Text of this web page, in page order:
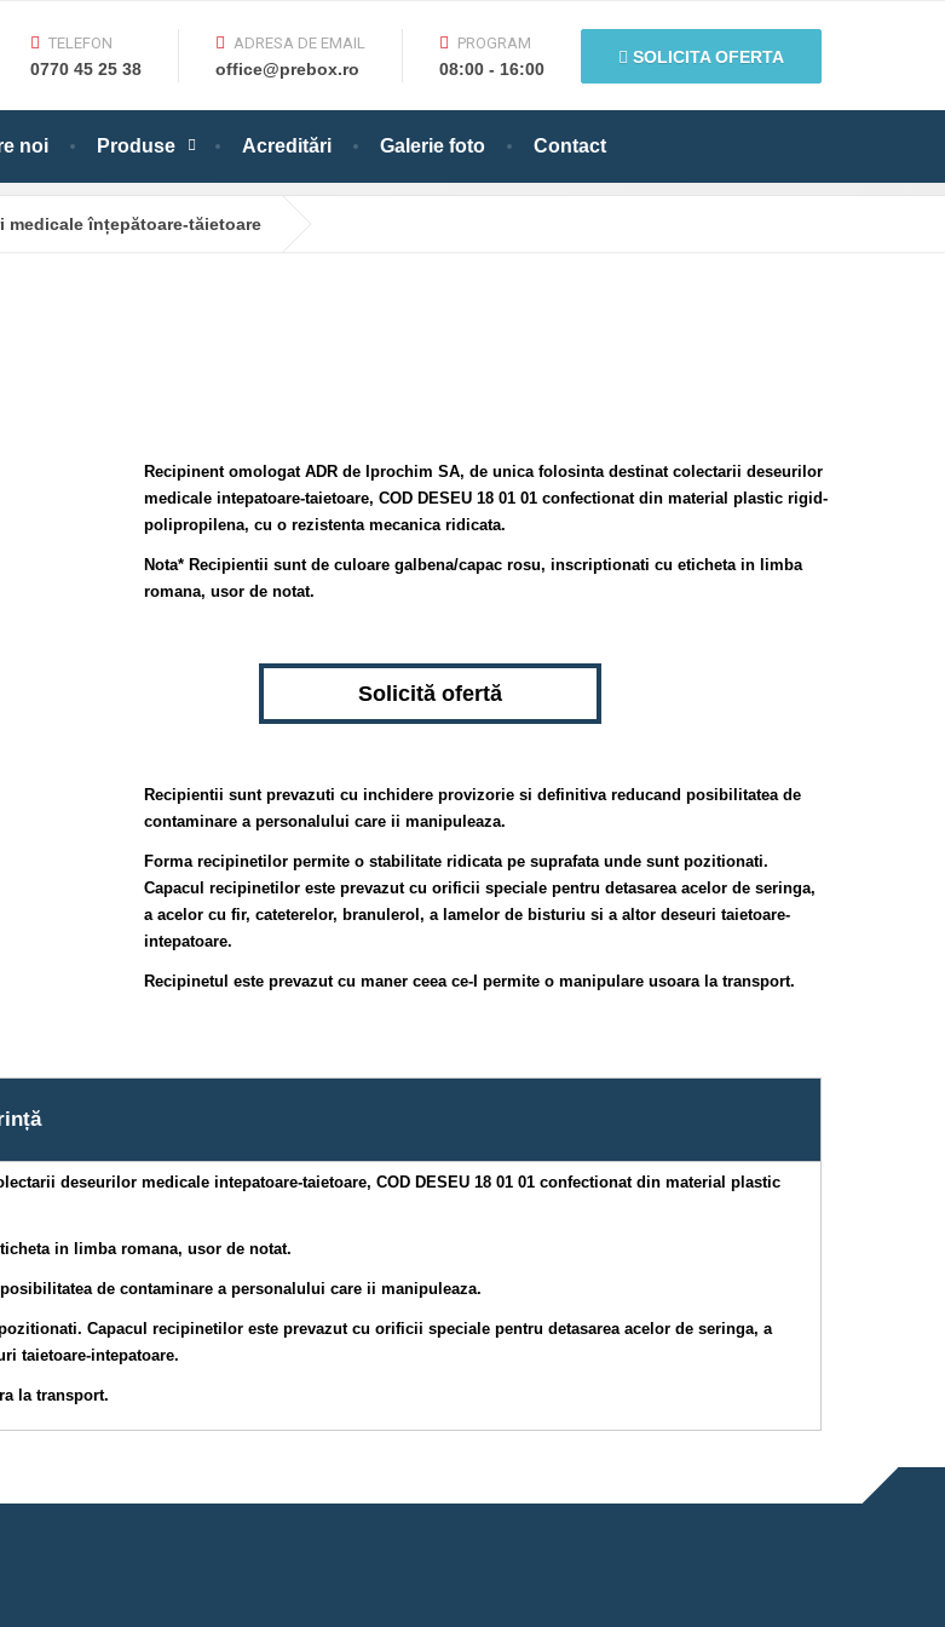
noi Produse Acreditări Galerie foto Contact
TELEFON
0770 45 25 38
ADRESA DE EMAIL
office@prebox.ro
PROGRAM
08:00 - 16:00
SOLICITA OFERTA
medicale înțepătoare-tăietoare
Recipinent omologat ADR de Iprochim SA, de unica folosinta destinat colectarii deseurilor
medicale intepatoare-taietoare, COD DESEU 18 01 01 confectionat din material plastic rigid-
polipropilena, cu o rezistenta mecanica ridicata.
Nota* Recipientii sunt de culoare galbena/capac rosu, inscriptionati cu eticheta in limba
romana, usor de notat.
Solicită ofertă
Recipientii sunt prevazuti cu inchidere provizorie si definitiva reducand posibilitatea de
contaminare a personalului care ii manipuleaza.
Forma recipinetilor permite o stabilitate ridicata pe suprafata unde sunt pozitionati.
Capacul recipinetilor este prevazut cu orificii speciale pentru detasarea acelor de seringa,
a acelor cu fir, cateterelor, branulerol, a lamelor de bisturiu si a altor deseuri taietoare-
intepatoare.
Recipinetul este prevazut cu maner ceea ce-I permite o manipulare usoara la transport.
deseurilor medicale intepatoare-taietoare, COD DESEU 18 01 01 confectionat din material plastic
in limba romana, usor de notat.
de contaminare a personalului care ii manipuleaza.
Capacul recipinetilor este prevazut cu orificii speciale pentru detasarea acelor de seringa, a
taietoare-intepatoare.
la transport.